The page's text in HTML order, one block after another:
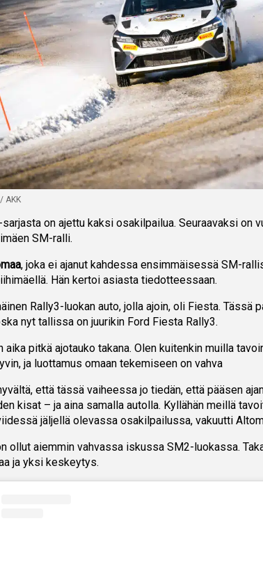
AKK
sarjasta on ajettu kaksi osakilpailua. Seuraavaksi on
SM-ralli.
, joka ei ajanut kahdessa ensimmäisessä SM-
Hän kertoi asiasta tiedotteessaan.
Rally3-luokan auto, jolla ajoin, oli Fiesta. Tässä
nyt tallissa on juurikin Ford Fiesta Rally3.
aika pitkä ajotauko takana. Olen kuitenkin muilla
ja luottamus omaan tekemiseen on vahva
että tässä vaiheessa jo tiedän, että pääsen
kisat – ja aina samalla autolla. Kyllähän meillä
jäljellä olevassa osakilpailussa, vakuutti
ollut aiemmin vahvassa iskussa SM2-luokassa.
ja yksi keskeytys.